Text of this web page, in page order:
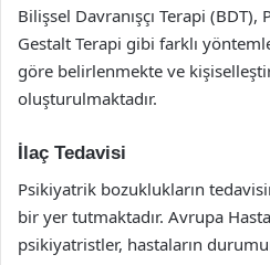
Bilişsel Davranışçı Terapi
Gestalt Terapi gibi farklı
göre belirlenmekte ve
oluşturulmaktadır.
İlaç Tedavisi
Psikiyatrik bozuklukların
bir yer tutmaktadır. Avrupa
psikiyatristler, hastaların